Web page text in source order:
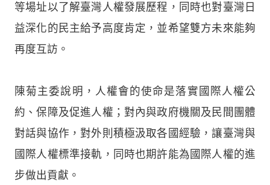
等場址以了解臺灣人權發展歷程，同時也對臺灣日
益深化的民主給予高度肯定，並希望雙方未來能夠
再度互訪。
陳菊主委說明，人權會的使命是落實國際人權公
約、保障及促進人權；對內與政府機關及民間團體
對話與協作，對外則積極汲取各國經驗，讓臺灣與
國際人權標準接軌，同時也期許能為國際人權的進
步做出貢獻。